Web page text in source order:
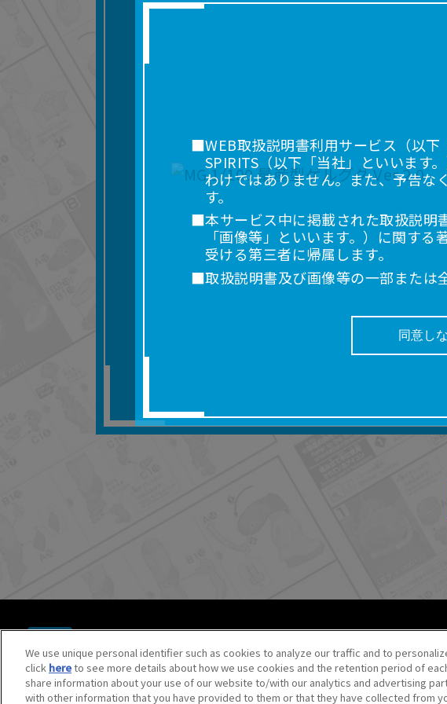
© BANDAI SPIRITS CO.,LTD. ALL RIGHTS RESERVED.
©創通・サンライズ ©創通・サンライズ・MBS
©SOTSU・SUNRISE ©SOTSU・SUNRISE・MBS
©Nintendo・Creatures・GAME FREAK・TV Tokyo・ShoPro・JR Kikaku
©Pokémon. ©Nintendo/Creatures Inc./GAME FREAK inc.
We use unique personal identifier such as cookies to analyze our traffic and to
click hereto see more details about how we use cookies and the retention period of
share information about your use of our website to/with our analytics and advertising
with other information that you have provided to them or that they have collected from
■WEB取扱説明書利用サービス（以下
SPIRITS（以下「当社」といいます
わけではありません。また、予告な
す。
■本サービス中に掲載された取扱説明
「画像等」といいます。）に関す
受ける第三者に帰属します。
■取扱説明書及び画像等の一部または
れに限りません。）することは禁止
■掲載している取扱説明書は、お客
■対象商品仕様の変更などにより、取
■当社は、取扱説明書の正確性確保に
■お客様のご利用環境によっては、本
器、ネットワークへの障害（コン
■当社は、本サービスの内容・条件を
同意し